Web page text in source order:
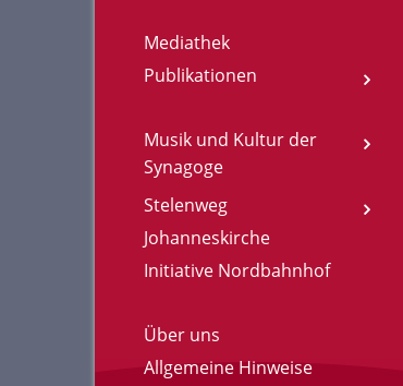
Mediathek
Publikationen
Musik und Kultur der
Synagoge
Stelenweg
Johanneskirche
Initiative Nordbahnhof
Über uns
Allgemeine Hinweise